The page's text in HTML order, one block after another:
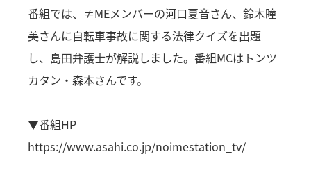
番組では、≠MEメンバーの河口夏音さん、鈴木瞳
美さんに自転車事故に関する法律クイズを出題
し、島田弁護士が解説しました。番組MCはトンツ
カタン・森本さんです。
▼番組HP
https://www.asahi.co.jp/noimestation_tv/